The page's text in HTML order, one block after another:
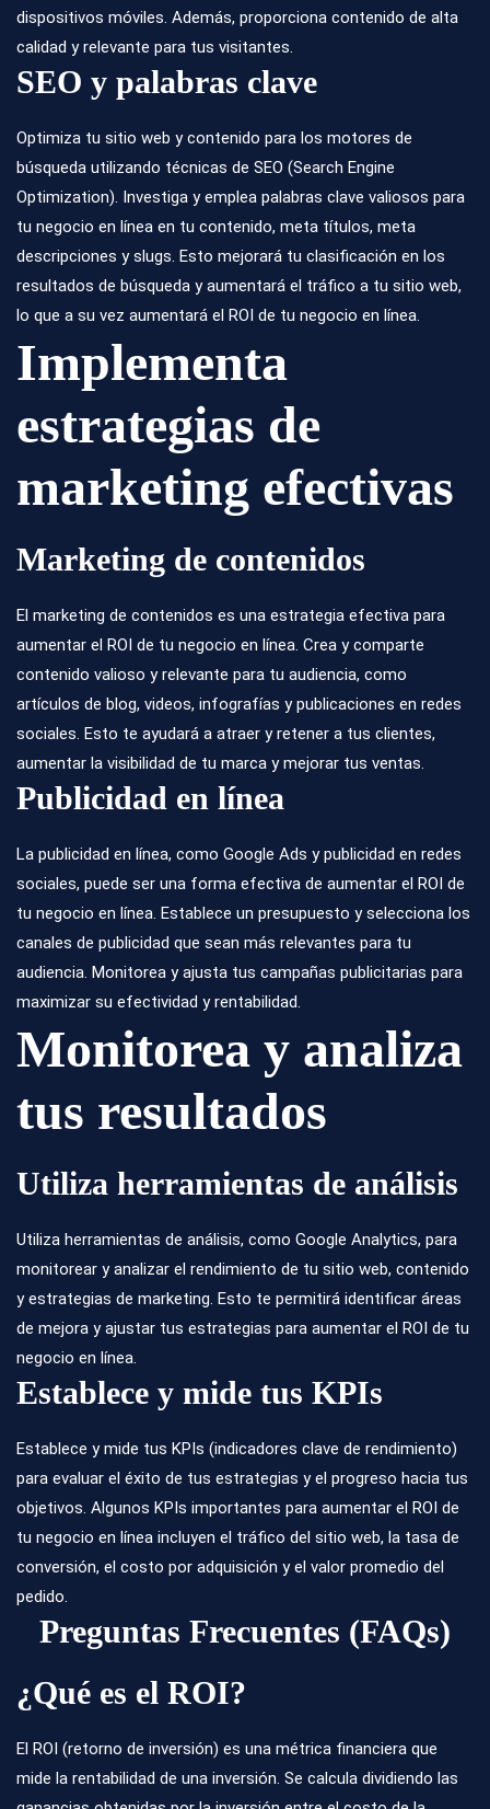
dispositivos móviles. Además, proporciona contenido de alta
calidad y relevante para tus visitantes.
SEO y palabras clave
Optimiza tu sitio web y contenido para los motores de
búsqueda utilizando técnicas de SEO (Search Engine
Optimization). Investiga y emplea palabras clave valiosos para
tu negocio en línea en tu contenido, meta títulos, meta
descripciones y slugs. Esto mejorará tu clasificación en los
resultados de búsqueda y aumentará el tráfico a tu sitio web,
lo que a su vez aumentará el ROI de tu negocio en línea.
Implementa
estrategias de
marketing efectivas
Marketing de contenidos
El marketing de contenidos es una estrategia efectiva para
aumentar el ROI de tu negocio en línea. Crea y comparte
contenido valioso y relevante para tu audiencia, como
artículos de blog, videos, infografías y publicaciones en redes
sociales. Esto te ayudará a atraer y retener a tus clientes,
aumentar la visibilidad de tu marca y mejorar tus ventas.
Publicidad en línea
La publicidad en línea, como Google Ads y publicidad en redes
sociales, puede ser una forma efectiva de aumentar el ROI de
tu negocio en línea. Establece un presupuesto y selecciona los
canales de publicidad que sean más relevantes para tu
audiencia. Monitorea y ajusta tus campañas publicitarias para
maximizar su efectividad y rentabilidad.
Monitorea y analiza
tus resultados
Utiliza herramientas de análisis
Utiliza herramientas de análisis, como Google Analytics, para
monitorear y analizar el rendimiento de tu sitio web, contenido
y estrategias de marketing. Esto te permitirá identificar áreas
de mejora y ajustar tus estrategias para aumentar el ROI de tu
negocio en línea.
Establece y mide tus KPIs
Establece y mide tus KPIs (indicadores clave de rendimiento)
para evaluar el éxito de tus estrategias y el progreso hacia tus
objetivos. Algunos KPIs importantes para aumentar el ROI de
tu negocio en línea incluyen el tráfico del sitio web, la tasa de
conversión, el costo por adquisición y el valor promedio del
pedido.
Preguntas Frecuentes (FAQs)
¿Qué es el ROI?
El ROI (retorno de inversión) es una métrica financiera que
mide la rentabilidad de una inversión. Se calcula dividiendo las